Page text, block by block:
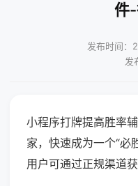
件
发布时间：
发
小程序打牌提高胜率
家，快速成为一个“必
用户可通过正规渠道获